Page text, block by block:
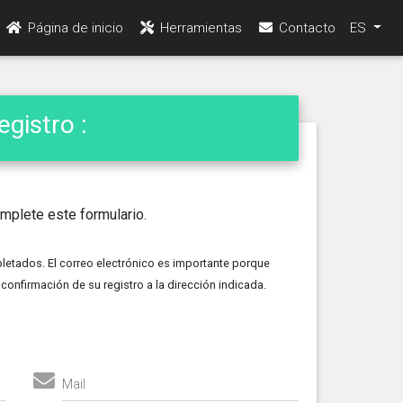
Página de inicio Herramientas Contacto ES
:
este formulario.
El correo electrónico es importante porque
de su registro a la dirección indicada.
Mail